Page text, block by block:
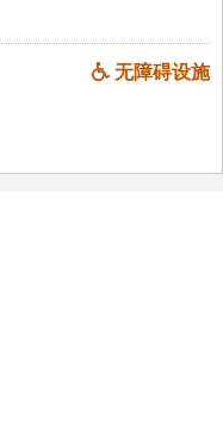
无障碍设施